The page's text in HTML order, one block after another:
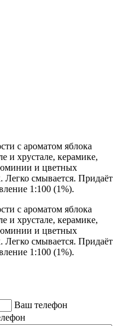
с ароматом яблока
и хрустале, керамике,
и цветных
Легко смывается. Придаёт
1:100 (1%).
с ароматом яблока
и хрустале, керамике,
и цветных
Легко смывается. Придаёт
1:100 (1%).
Ваш телефон